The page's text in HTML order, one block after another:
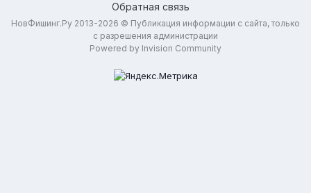
Обратная связь
НовФишинг.Ру 2013-2026 © Публикация информации с сайта, только
с разрешения администрации
Powered by Invision Community